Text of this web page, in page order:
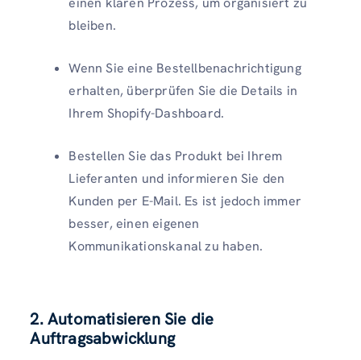
bleiben.
Wenn Sie eine Bestellbenachrichtigung
erhalten, überprüfen Sie die Details in
Ihrem Shopify-Dashboard.
Bestellen Sie das Produkt bei Ihrem
Lieferanten und informieren Sie den
Kunden per E-Mail. Es ist jedoch immer
besser, einen eigenen
Kommunikationskanal zu haben.
2. Automatisieren Sie die
Auftragsabwicklung